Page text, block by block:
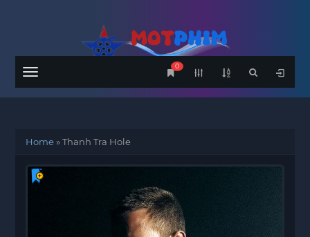
Menu
0
Home»Thanh Tra Hole